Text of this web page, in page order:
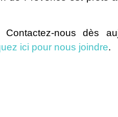
Contactez-nous dès
ici pour nous joindre.